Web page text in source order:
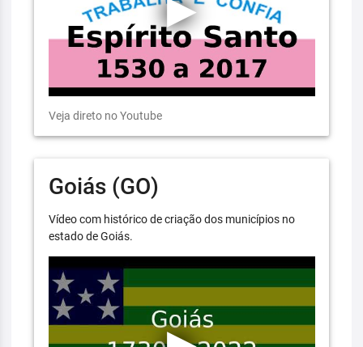
Veja direto no Youtube
Goiás (GO)
Vídeo com histórico de criação dos municípios no
estado de Goiás.